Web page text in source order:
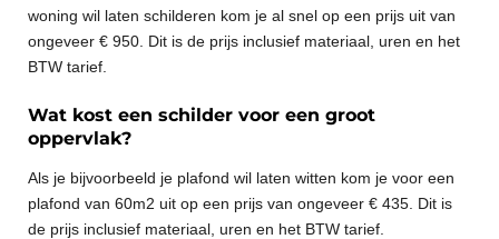
woning wil laten schilderen kom je al snel op een prijs uit van
ongeveer € 950. Dit is de prijs inclusief materiaal, uren en het
BTW tarief.
Wat kost een schilder voor een groot
oppervlak?
Als je bijvoorbeeld je plafond wil laten witten kom je voor een
plafond van 60m2 uit op een prijs van ongeveer € 435. Dit is
de prijs inclusief materiaal, uren en het BTW tarief.